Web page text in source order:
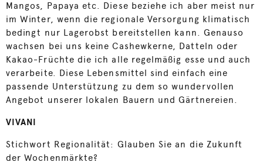
Mangos, Papaya etc. Diese beziehe ich aber meist nur
im Winter, wenn die regionale Versorgung klimatisch
bedingt nur Lagerobst bereitstellen kann. Genauso
wachsen bei uns keine Cashewkerne, Datteln oder
Kakao-Früchte die ich alle regelmäßig esse und auch
verarbeite. Diese Lebensmittel sind einfach eine
passende Unterstützung zu dem so wundervollen
Angebot unserer lokalen Bauern und Gärtnereien.
VIVANI
Stichwort Regionalität: Glauben Sie an die Zukunft
der Wochenmärkte?